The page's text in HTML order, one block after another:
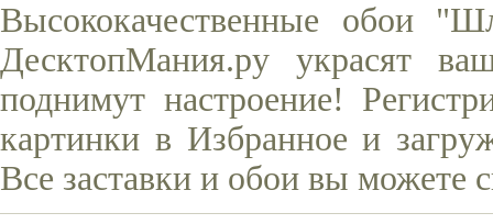
Высококачественные обои
ДесктопМания.ру украсят
поднимут настроение!
картинки в Избранное и
Все заставки и обои вы можете